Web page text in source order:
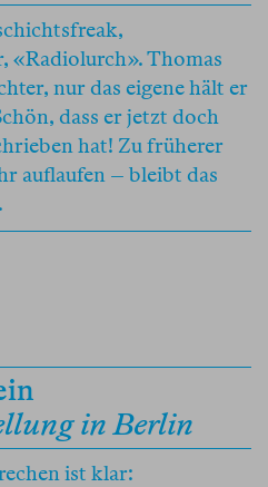
«Radiolurch». Thomas
nur das eigene hält er
dass er jetzt doch
hat! Zu früherer
auflaufen – bleibt das
in Berlin
ist klar: